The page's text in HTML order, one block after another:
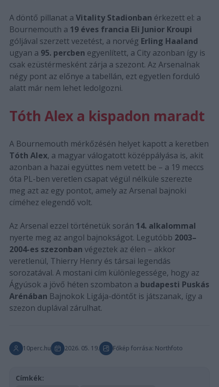
A döntő pillanat a Vitality Stadionban érkezett el: a
Bournemouth a 19 éves francia Eli Junior Kroupi
góljával szerzett vezetést, a norvég Erling Haaland
ugyan a 95. percben egyenlített, a City azonban így is
csak ezüstérmesként zárja a szezont. Az Arsenalnak
négy pont az előnye a tabellán, ezt egyetlen forduló
alatt már nem lehet ledolgozni.
Tóth Alex a kispadon maradt
A Bournemouth mérkőzésén helyet kapott a keretben
Tóth Alex, a magyar válogatott középpályása is, akit
azonban a hazai együttes nem vetett be – a 19 meccs
óta PL-ben veretlen csapat végül nélküle szerezte
meg azt az egy pontot, amely az Arsenal bajnoki
címéhez elegendő volt.
Az Arsenal ezzel történetük során 14. alkalommal
nyerte meg az angol bajnokságot. Legutóbb 2003–
2004-es szezonban végeztek az élen – akkor
veretlenül, Thierry Henry és társai legendás
sorozatával. A mostani cím különlegessége, hogy az
Ágyúsok a jövő héten szombaton a budapesti Puskás
Arénában Bajnokok Ligája-döntőt is játszanak, így a
szezon duplával zárulhat.
10perc.hu 2026. 05. 19. Főkép forrása: Northfoto
Címkék: